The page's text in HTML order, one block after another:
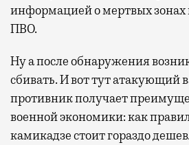
информацией о мертвых зонах
ПВО.
Ну а после обнаружения
сбивать. И вот тут атакующий
противник получает
военной экономики: как
камикадзе стоит гораздо